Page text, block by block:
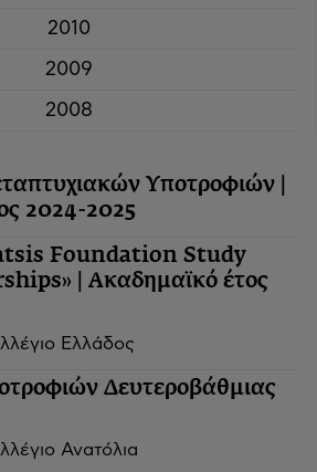
2010
2009
2008
Υποτροφιών |
2024-2025
Foundation Study
| Ακαδημαϊκό έτος
Ελλάδος
Δευτεροβάθμιας
Ανατόλια